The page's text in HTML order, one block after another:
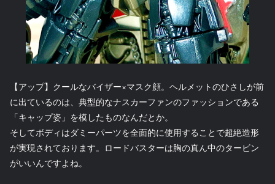
【アップ】クールなバイザー×マスク顔。ヘルメットのひさしが前
に出ているのは、典型的なナスカーファンのファッションである
「キャップ姿」を模したものなんだとか。
そしてボディはダミーパーツを全面的に使用することで超絶造形
が実現されております。ロードバスターは胸の真ん中のタービン
がいいんですよね。